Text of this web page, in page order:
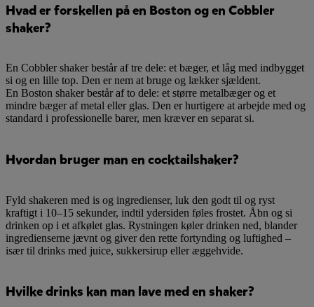
Hvad er forskellen på en Boston og en Cobbler
shaker?
En Cobbler shaker består af tre dele: et bæger, et låg med indbygget
si og en lille top. Den er nem at bruge og lækker sjældent.
En Boston shaker består af to dele: et større metalbæger og et
mindre bæger af metal eller glas. Den er hurtigere at arbejde med og
standard i professionelle barer, men kræver en separat si.
Hvordan bruger man en cocktailshaker?
Fyld shakeren med is og ingredienser, luk den godt til og ryst
kraftigt i 10–15 sekunder, indtil ydersiden føles frostet. Åbn og si
drinken op i et afkølet glas. Rystningen køler drinken ned, blander
ingredienserne jævnt og giver den rette fortynding og luftighed –
især til drinks med juice, sukkersirup eller æggehvide.
Hvilke drinks kan man lave med en shaker?